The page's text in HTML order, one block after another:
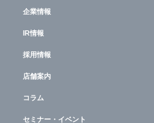
企業情報
IR情報
採用情報
店舗案内
コラム
セミナー・イベント